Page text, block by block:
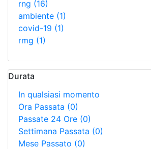
rng (16)
ambiente (1)
covid-19 (1)
rmg (1)
Durata
In qualsiasi momento
Ora Passata (0)
Passate 24 Ore (0)
Settimana Passata (0)
Mese Passato (0)